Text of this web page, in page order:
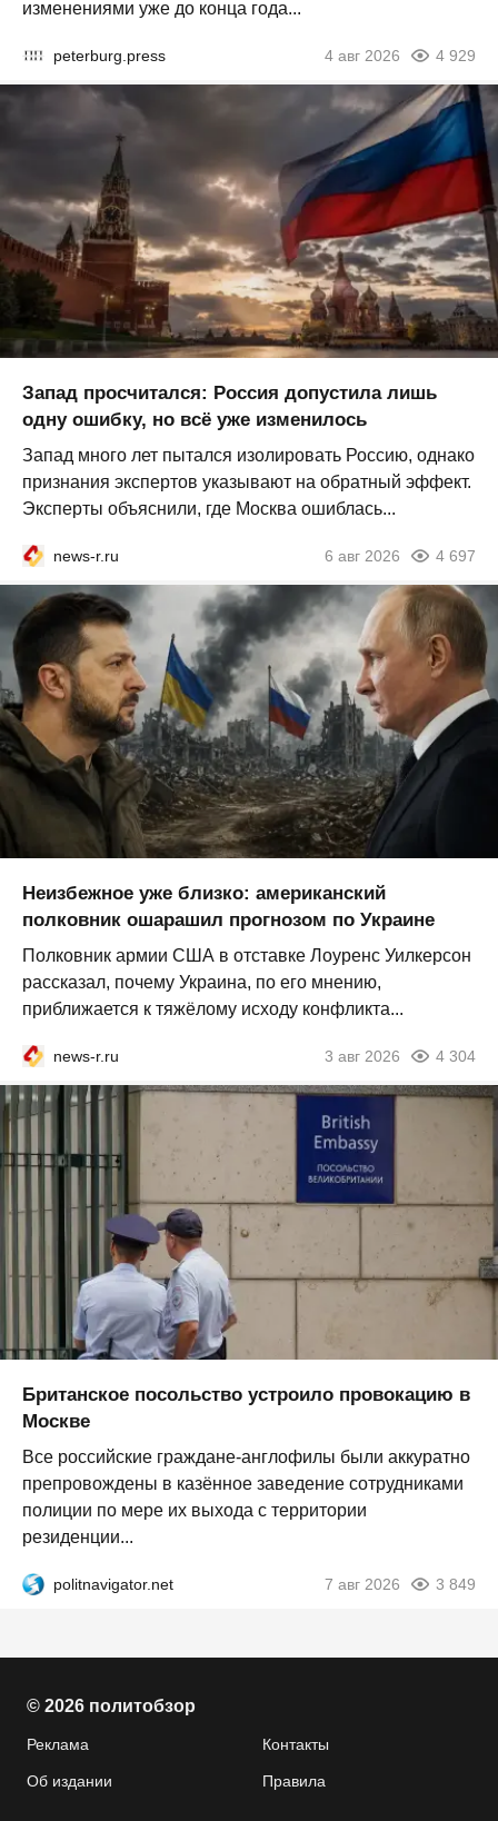
изменениями уже до конца года...
peterburg.press 4 авг 2026 4 929
Запад просчитался: Россия допустила лишь
одну ошибку, но всё уже изменилось
Запад много лет пытался изолировать Россию, однако
признания экспертов указывают на обратный эффект.
Эксперты объяснили, где Москва ошиблась...
news-r.ru 6 авг 2026 4 697
Неизбежное уже близко: американский
полковник ошарашил прогнозом по Украине
Полковник армии США в отставке Лоуренс Уилкерсон
рассказал, почему Украина, по его мнению,
приближается к тяжёлому исходу конфликта...
news-r.ru 3 авг 2026 4 304
Британское посольство устроило провокацию в
Москве
Все российские граждане-англофилы были аккуратно
препровождены в казённое заведение сотрудниками
полиции по мере их выхода с территории
резиденции...
politnavigator.net 7 авг 2026 3 849
© 2026 политобзор
Реклама Контакты
Об издании Правила